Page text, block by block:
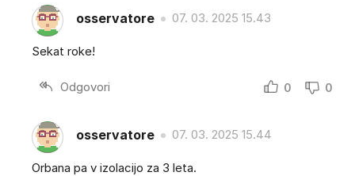
osservatore 07. 03. 2025 15.43
Sekat roke!
Odgovori 0 0
osservatore 07. 03. 2025 15.44
Orbana pa v izolacijo za 3 leta.